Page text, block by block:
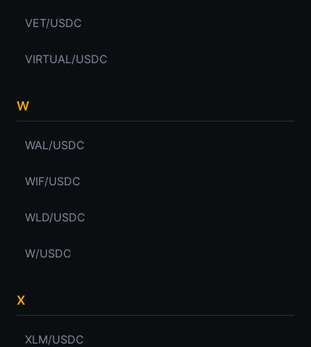
VET/USDC
VIRTUAL/USDC
W
WAL/USDC
WIF/USDC
WLD/USDC
W/USDC
X
XLM/USDC